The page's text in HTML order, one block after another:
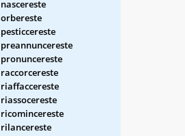
nascereste
orbereste
pesticcereste
preannuncereste
pronuncereste
raccorcereste
riaffaccereste
riassocereste
ricomincereste
rilancereste